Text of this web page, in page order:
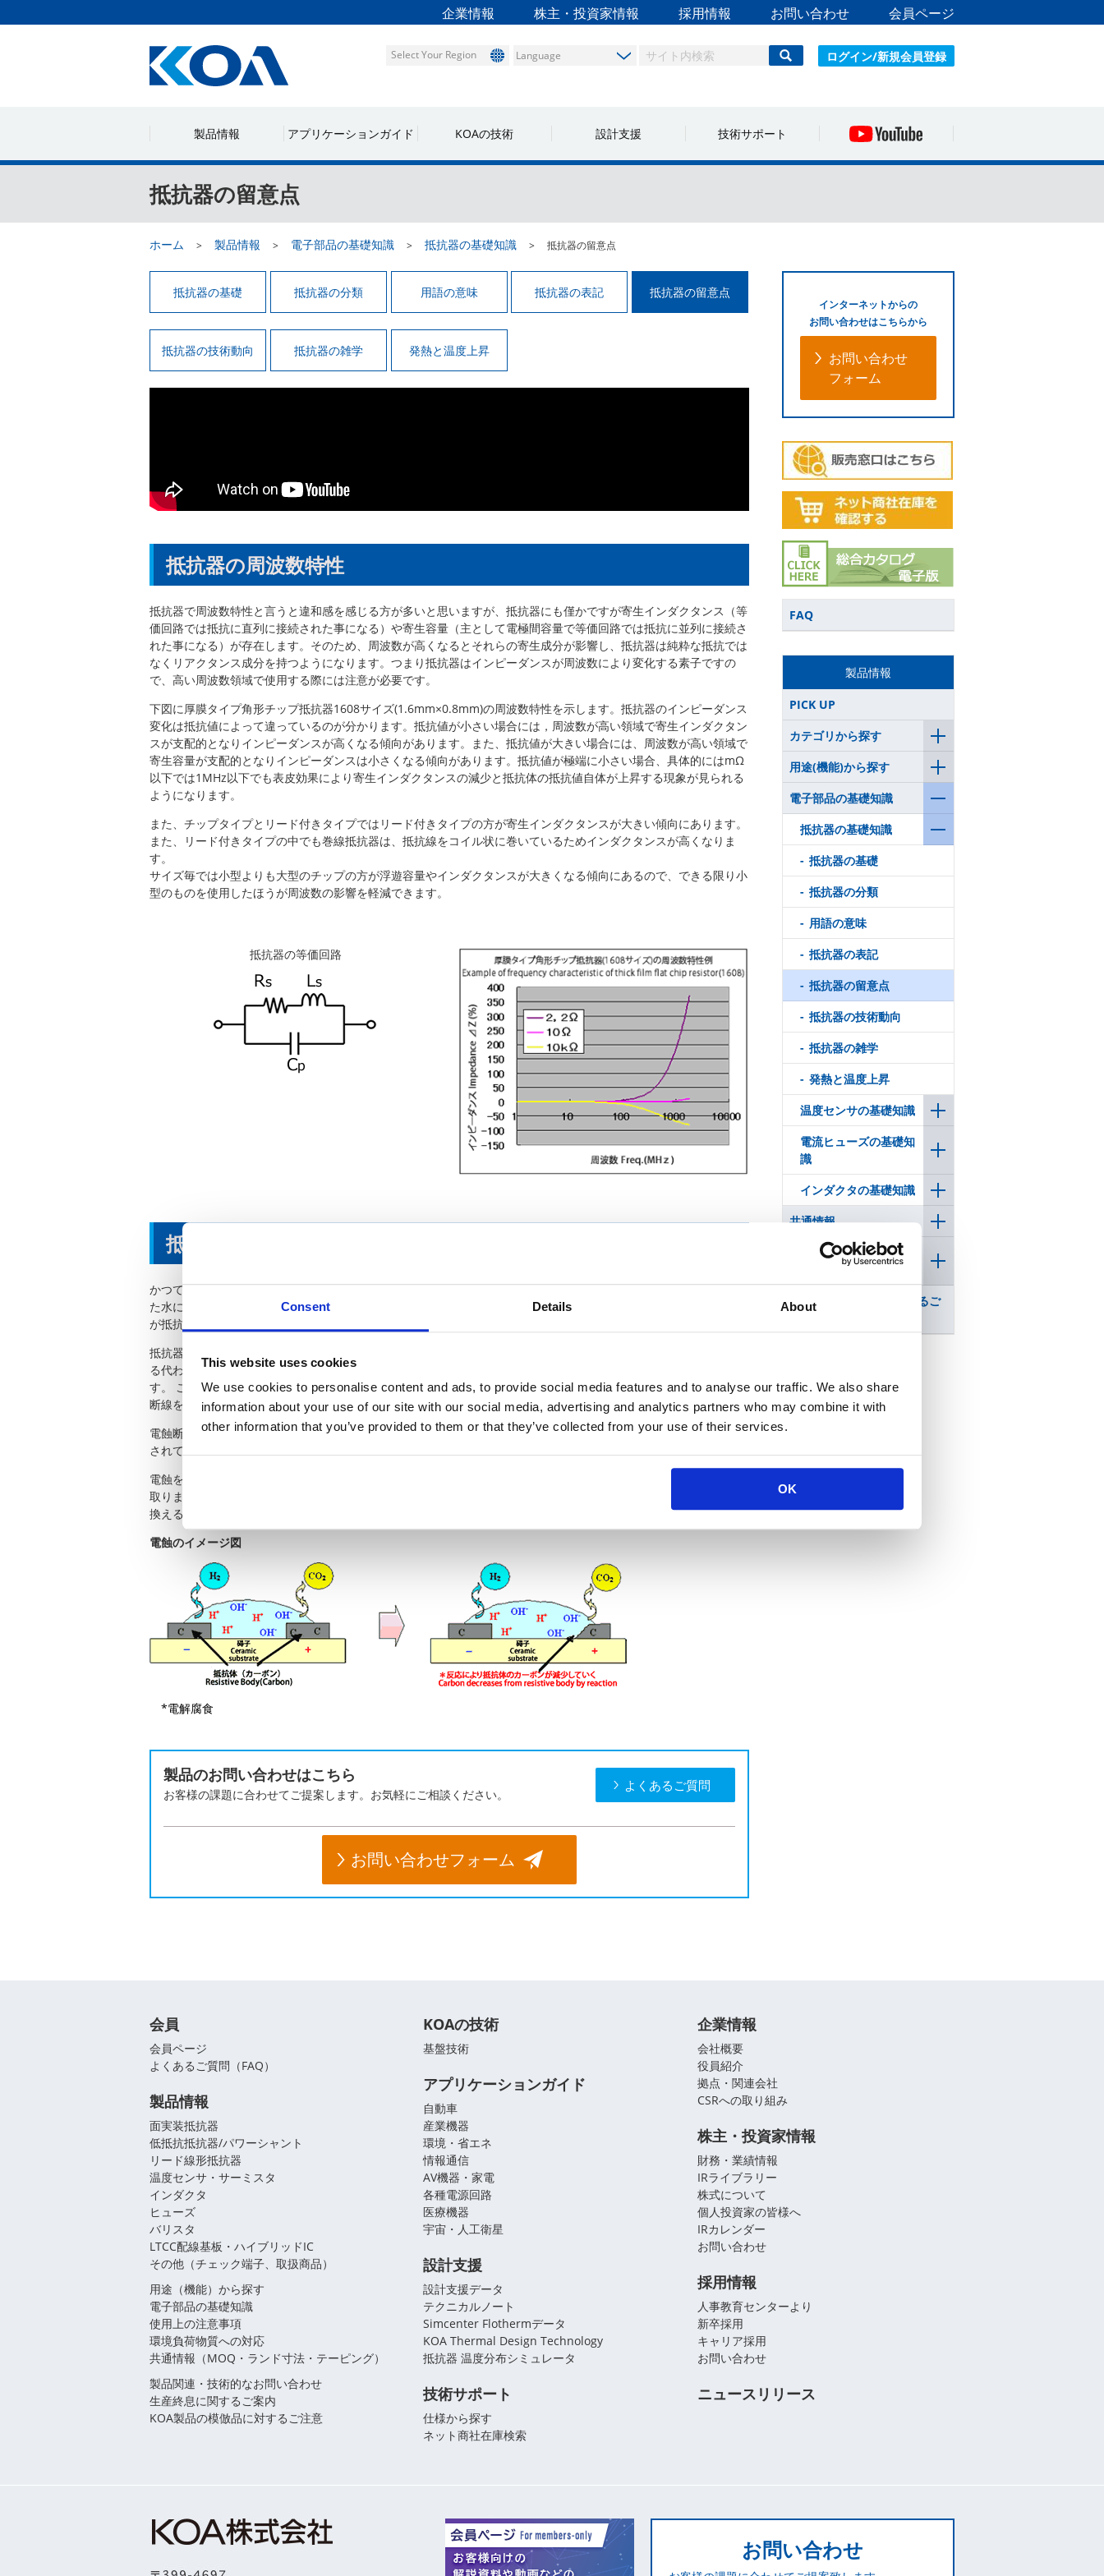
Consent Details About
This website uses cookies
We use cookies to personalise content and ads, to provide social media features and to analyse our traffic. We also share
information about your use of our site with our social media, advertising and analytics partners who may combine it with
other information that you’ve provided to them or that they’ve collected from your use of their services.
OK
企業情報 株主・投資家情報 採用情報 お問い合わせ 会員ページ
ログイン/新規会員登録
Select Your Region
製品情報 アプリケーションガイド KOAの技術 設計支援 技術サポート
抵抗器の留意点
ホーム 製品情報 電子部品の基礎知識 抵抗器の基礎知識 抵抗器の留意点
抵抗器の基礎 抵抗器の分類 用語の意味 抵抗器の表記 抵抗器の留意点
抵抗器の技術動向 抵抗器の雑学 発熱と温度上昇
抵抗器の周波数特性
抵抗器で周波数特性と言うと違和感を感じる方が多いと思いますが、抵抗器にも僅かですが寄生インダクタンス（等
価回路では抵抗に直列に接続された事になる）や寄生容量（主として電極間容量で等価回路では抵抗に並列に接続さ
れた事になる）が存在します。そのため、周波数が高くなるとそれらの寄生成分が影響し、抵抗器は純粋な抵抗では
なくリアクタンス成分を持つようになります。つまり抵抗器はインピーダンスが周波数により変化する素子ですの
で、高い周波数領域で使用する際には注意が必要です。
下図に厚膜タイプ角形チップ抵抗器1608サイズ(1.6mm×0.8mm)の周波数特性を示します。 抵抗器のインピーダンス
変化は抵抗値によって違っているのが分かります。抵抗値が小さい場合には，周波数が高い領域で寄生インダクタン
スが支配的となりインピーダンスが高くなる傾向があります。また、抵抗値が大きい場合には、周波数が高い領域で
寄生容量が支配的となりインピーダンスは小さくなる傾向があります。抵抗値が極端に小さい場合、具体的にはmΩ
以下では1MHz以下でも表皮効果により寄生インダクタンスの減少と抵抗体の抵抗値自体が上昇する現象が見られる
ようになります。
また、チップタイプとリード付きタイプではリード付きタイプの方が寄生インダクタンスが大きい傾向にあります。
また、リード付きタイプの中でも巻線抵抗器は、抵抗線をコイル状に巻いているためインダクタンスが高くなりま
す。
サイズ毎では小型よりも大型のチップの方が浮遊容量やインダクタンスが大きくなる傾向にあるので、できる限り小
型のものを使用したほうが周波数の影響を軽減できます。
抵抗器の等価回路
抵抗器の電蝕*とは
かつて学生時代に理科の実験で、水の電気分解を行ったことのある人もいるのではないでしょうか。 電解質を入れ
た水に白金電極を入れ、電気を流すと陽極から酸素が、陰極から水素が発生するというものです。 これと似た現象
が抵抗器内部でも起こります。
抵抗器の塗装の内側に、湿気を含んだ空気や水分が浸入した状態で抵抗器を使い続けると、陽極側では酸素が発生す
る代わりに抵抗体がイオンとなって溶け出していきます。 そして最後には抵抗体がなくなり、断線してしまいま
す。 この様子は、電気によって抵抗体が蝕まれていくように見えるため電蝕といい、電蝕によって引き起こされる
断線を電蝕断線といいます。
電蝕断線は抵抗値が高いほど発生しやすくなります。これは抵抗値が高い抵抗体は、皮膜が薄く細いパターンで形成
されているため、短い時間で抵抗体が溶けてしまうからです。 電蝕はおもに炭素皮膜、金属皮膜で発生します。
電蝕を防ぐには、はんだ付けした後の抵抗器をよく洗浄して電解質成分を除き、抵抗器を防湿封止するなどの方法を
取ります。 また、他の特性に問題がなければ、メタルグレーズ皮膜などのイオン化しにくい抵抗体の抵抗器に置き
換えることも対策になります。
電蝕のイメージ図
*電解腐食
製品のお問い合わせはこちら
お客様の課題に合わせてご提案します。お気軽にご相談ください。
よくあるご質問
お問い合わせフォーム
インターネットからの
お問い合わせはこちらから
お問い合わせ
フォーム
FAQ
製品情報
PICK UP
カテゴリから探す
用途(機能)から探す
電子部品の基礎知識
抵抗器の基礎知識
抵抗器の基礎
抵抗器の分類
用語の意味
抵抗器の表記
抵抗器の留意点
抵抗器の技術動向
抵抗器の雑学
発熱と温度上昇
温度センサの基礎知識
電流ヒューズの基礎知
識
インダクタの基礎知識
共通情報
使用上の注意事項（全品
KOA製品の模倣品に対するご
会員
会員ページ
よくあるご質問（FAQ）
製品情報
面実装抵抗器
低抵抗抵抗器/パワーシャント
リード線形抵抗器
温度センサ・サーミスタ
インダクタ
ヒューズ
バリスタ
LTCC配線基板・ハイブリッドIC
その他（チェック端子、取扱商品）
用途（機能）から探す
電子部品の基礎知識
使用上の注意事項
環境負荷物質への対応
共通情報（MOQ・ランド寸法・テーピング）
製品関連・技術的なお問い合わせ
生産終息に関するご案内
KOA製品の模倣品に対するご注意
KOAの技術
基盤技術
アプリケーションガイド
自動車
産業機器
環境・省エネ
情報通信
AV機器・家電
各種電源回路
医療機器
宇宙・人工衛星
設計支援
設計支援データ
テクニカルノート
Simcenter Flothermデータ
KOA Thermal Design Technology
抵抗器 温度分布シミュレータ
技術サポート
仕様から探す
ネット商社在庫検索
企業情報
会社概要
役員紹介
拠点・関連会社
CSRへの取り組み
株主・投資家情報
財務・業績情報
IRライブラリー
株式について
個人投資家の皆様へ
IRカレンダー
お問い合わせ
採用情報
人事教育センターより
新卒採用
キャリア採用
お問い合わせ
ニュースリリース
お問い合わせ